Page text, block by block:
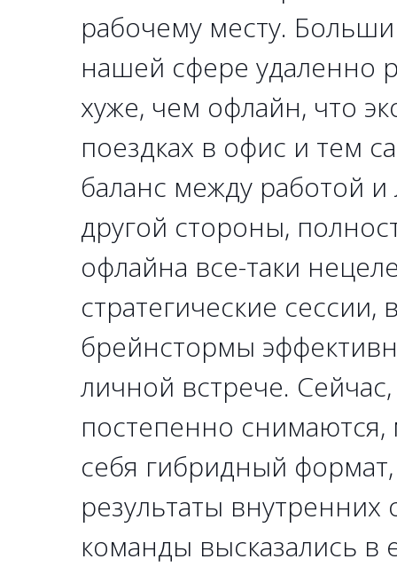
рабочему месту.
нашей сфере удаленно
хуже, чем офлайн, что
поездках в офис и тем
баланс между работой
другой стороны,
офлайна все-таки
стратегические сессии,
брейнстормы
личной встрече.
постепенно
себя гибридный
результаты
команды высказались в